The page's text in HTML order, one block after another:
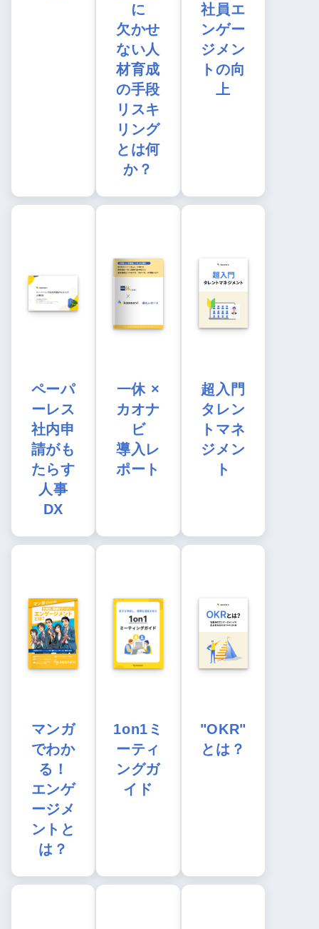
に
欠かせ
ない人
材育成
の手段
リスキ
リング
とは何
か？
社員エ
ンゲー
ジメン
トの向
上
ペーパ
ーレス
社内申
請がも
たらす
人事
DX
一休 ×
カオナ
ビ
導入レ
ポート
超入門
タレン
トマネ
ジメン
ト
マンガ
でわか
る！
エンゲ
ージメ
ントと
は？
1on1ミ
ーティ
ングガ
イド
"OKR"
とは？